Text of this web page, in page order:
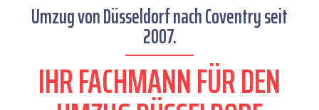
Umzug von Düsseldorf nach Coventry seit
2007.
IHR FACHMANN FÜR DEN